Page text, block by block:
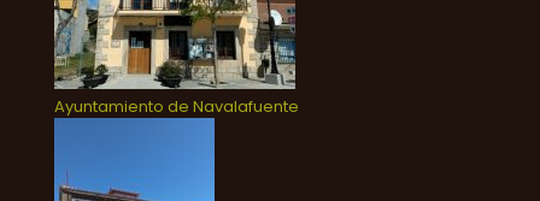
Ayuntamiento de Navalafuente